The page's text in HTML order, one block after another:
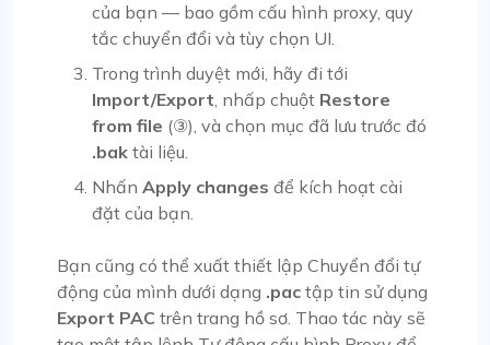
của bạn — bao gồm cấu hình proxy, quy
tắc chuyển đổi và tùy chọn UI.
Trong trình duyệt mới, hãy đi tới
Import/Export, nhấp chuột Restore
from file (③), và chọn mục đã lưu trước đó
.bak tài liệu.
Nhấn Apply changes để kích hoạt cài
đặt của bạn.
Bạn cũng có thể xuất thiết lập Chuyển đổi tự
động của mình dưới dạng .pac tập tin sử dụng
Export PAC trên trang hồ sơ. Thao tác này sẽ